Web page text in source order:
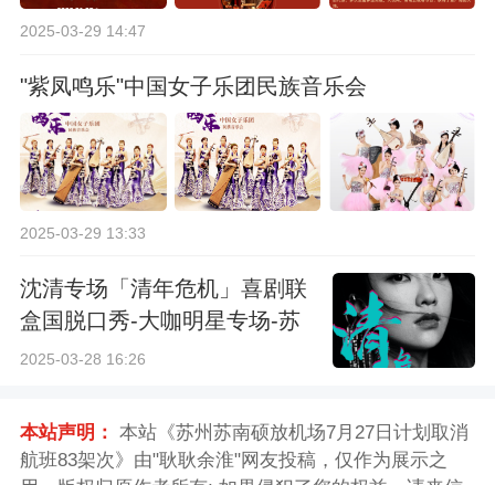
2025-03-29 14:47
"紫凤鸣乐"中国女子乐团民族音乐会
2025-03-29 13:33
沈清专场「清年危机」喜剧联
盒国脱口秀-大咖明星专场-苏
州站
2025-03-28 16:26
本站声明： 本站《苏州苏南硕放机场7月27日计划取消
航班83架次》由"耿耿余淮"网友投稿，仅作为展示之